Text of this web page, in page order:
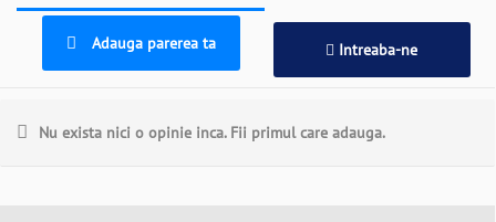
Adauga parerea ta Intreaba-ne
Nu exista nici o opinie inca. Fii primul care adauga.